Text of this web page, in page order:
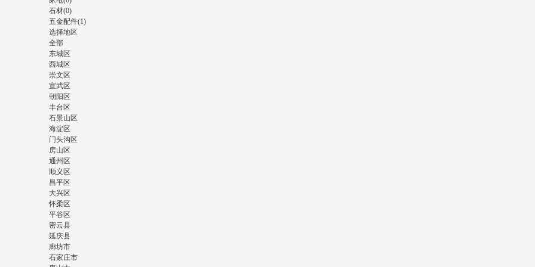
石材(0)
五金配件(1)
选择地区
全部
东城区
西城区
崇文区
宣武区
朝阳区
丰台区
石景山区
海淀区
门头沟区
房山区
通州区
顺义区
昌平区
大兴区
怀柔区
平谷区
密云县
延庆县
廊坊市
石家庄市